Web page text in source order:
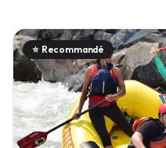
⭐ Recommandé